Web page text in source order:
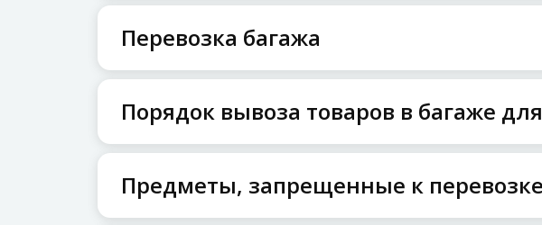
Перевозка багажа
Порядок вывоза товаров в багаже
Предметы, запрещенные к перевозке